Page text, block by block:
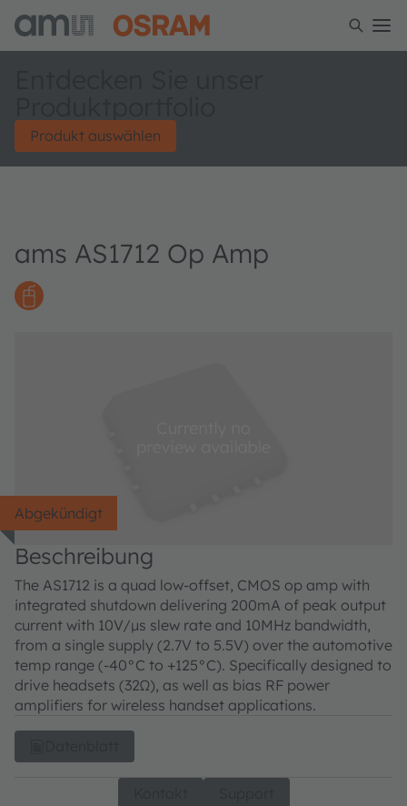
Produkt auswählen
ams AS1712 Op Amp
Abgekündigt
Beschreibung
The AS1712 is a quad low-offset, CMOS op amp with
integrated shutdown delivering 200mA of peak output
current with 10V/µs slew rate and 10MHz bandwidth,
from a single supply (2.7V to 5.5V) over the automotive
temp range (-40°C to +125°C). Specifically designed to
drive headsets (32Ω), as well as bias RF power
amplifiers for wireless handset applications.